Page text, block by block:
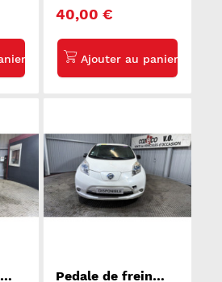
40,00 €
Pedale de frein